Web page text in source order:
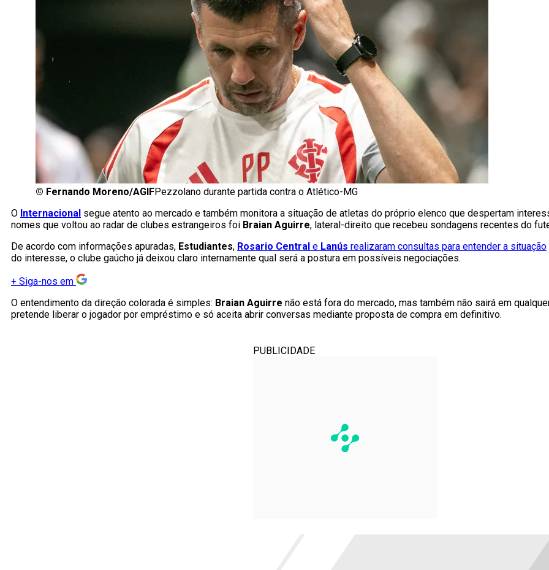
© Fernando Moreno/AGIFPezzolano durante partida contra o Atlético-MG
O Internacional segue atento ao mercado e também monitora a situação de atletas do próprio elenco que despertam
nomes que voltou ao radar de clubes estrangeiros foi Braian Aguirre, lateral-direito que recebeu sondagens recentes do
De acordo com informações apuradas, Estudiantes, Rosario Central e Lanús realizaram consultas para entender a situação
do interesse, o clube gaúcho já deixou claro internamente qual será a postura em possíveis negociações.
+ Siga-nos em
O entendimento da direção colorada é simples: Braian Aguirre não está fora do mercado, mas também não sairá em
pretende liberar o jogador por empréstimo e só aceita abrir conversas mediante proposta de compra em definitivo.
PUBLICIDADE